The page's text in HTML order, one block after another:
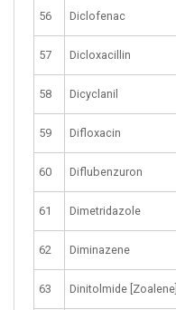
56 Diclofenac
57 Dicloxacillin
58 Dicyclanil
59 Difloxacin
60 Diflubenzuron
61 Dimetridazole
62 Diminazene
63 Dinitolmide [Zoalene]